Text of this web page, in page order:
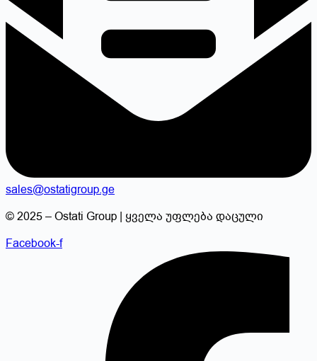
sales@ostatigroup.ge
© 2025 – Ostati Group | ყველა უფლება დაცული
Facebook-f